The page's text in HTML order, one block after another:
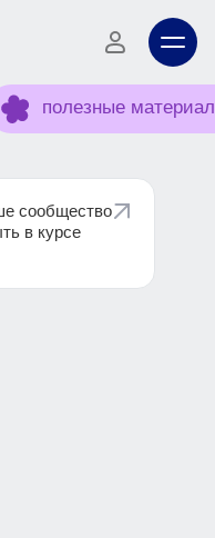
полезные
сообщество
в курсе